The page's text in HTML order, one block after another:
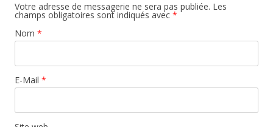
Votre adresse de messagerie ne sera pas publiée. Les
champs obligatoires sont indiqués avec *
Nom *
E-Mail *